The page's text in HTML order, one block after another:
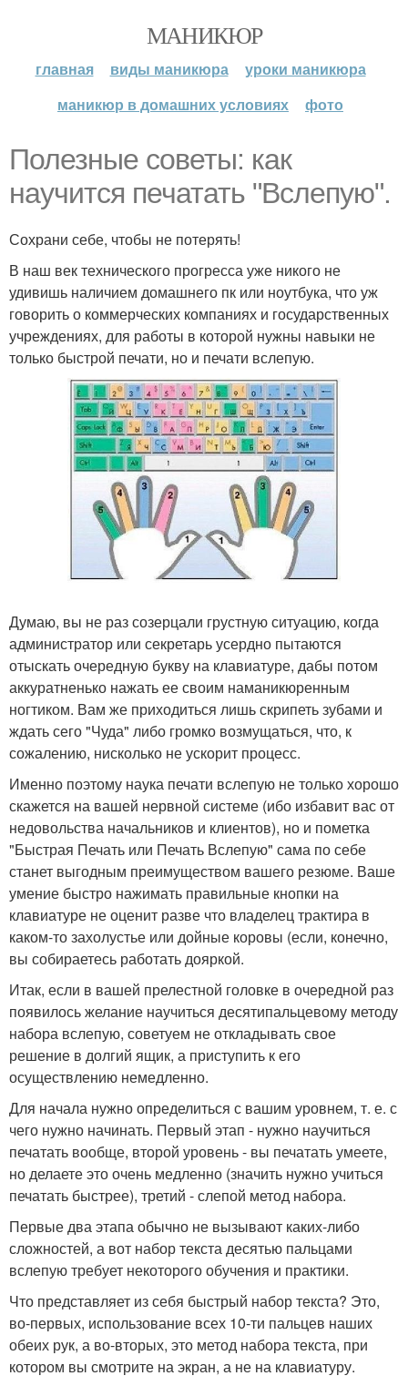
МАНИКЮР
главная виды маникюра
уроки маникюра
маникюр в домашних условиях
фото
Полезные советы: как
научится печатать "Вслепую".
Сохрани себе, чтобы не потерять!
В наш век технического прогресса уже никого не
удивишь наличием домашнего пк или ноутбука, что уж
говорить о коммерческих компаниях и государственных
учреждениях, для работы в которой нужны навыки не
только быстрой печати, но и печати вслепую.
Думаю, вы не раз созерцали грустную ситуацию, когда
администратор или секретарь усердно пытаются
отыскать очередную букву на клавиатуре, дабы потом
аккуратненько нажать ее своим наманикюренным
ногтиком. Вам же приходиться лишь скрипеть зубами и
ждать сего "Чуда" либо громко возмущаться, что, к
сожалению, нисколько не ускорит процесс.
Именно поэтому наука печати вслепую не только хорошо
скажется на вашей нервной системе (ибо избавит вас от
недовольства начальников и клиентов), но и пометка
"Быстрая Печать или Печать Вслепую" сама по себе
станет выгодным преимуществом вашего резюме. Ваше
умение быстро нажимать правильные кнопки на
клавиатуре не оценит разве что владелец трактира в
каком-то захолустье или дойные коровы (если, конечно,
вы собираетесь работать дояркой.
Итак, если в вашей прелестной головке в очередной раз
появилось желание научиться десятипальцевому методу
набора вслепую, советуем не откладывать свое
решение в долгий ящик, а приступить к его
осуществлению немедленно.
Для начала нужно определиться с вашим уровнем, т. е. с
чего нужно начинать. Первый этап - нужно научиться
печатать вообще, второй уровень - вы печатать умеете,
но делаете это очень медленно (значить нужно учиться
печатать быстрее), третий - слепой метод набора.
Первые два этапа обычно не вызывают каких-либо
сложностей, а вот набор текста десятью пальцами
вслепую требует некоторого обучения и практики.
Что представляет из себя быстрый набор текста? Это,
во-первых, использование всех 10-ти пальцев наших
обеих рук, а во-вторых, это метод набора текста, при
котором вы смотрите на экран, а не на клавиатуру.